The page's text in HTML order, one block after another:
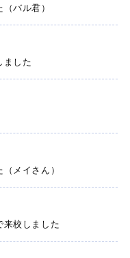
バル君）
ました
メイさん）
来校しました